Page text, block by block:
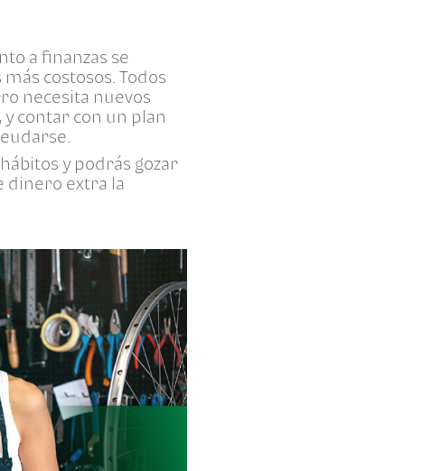
a finanzas se
costosos. Todos
necesita nuevos
contar con un plan
y podrás gozar
dinero extra la